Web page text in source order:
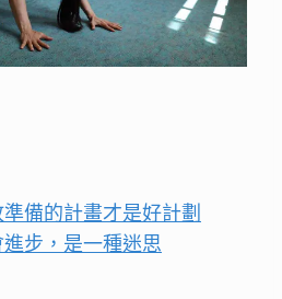
備的計畫才是好計劃
步，是一種迷思